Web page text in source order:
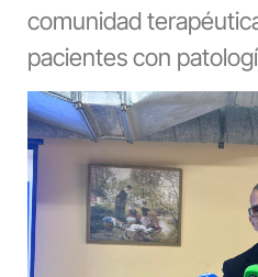
comunidad
pacientes con